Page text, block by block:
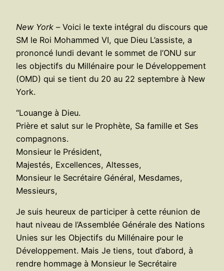
New York –Voici le texte intégral du discours que
SM le Roi Mohammed VI, que Dieu L’assiste, a
prononcé lundi devant le sommet de l’ONU sur
les objectifs du Millénaire pour le Développement
(OMD) qui se tient du 20 au 22 septembre à New
York.
“Louange à Dieu.
Prière et salut sur le Prophète, Sa famille et Ses
compagnons.
Monsieur le Président,
Majestés, Excellences, Altesses,
Monsieur le Secrétaire Général, Mesdames,
Messieurs,
Je suis heureux de participer à cette réunion de
haut niveau de l’Assemblée Générale des Nations
Unies sur les Objectifs du Millénaire pour le
Développement. Mais Je tiens, tout d’abord, à
rendre hommage à Monsieur le Secrétaire